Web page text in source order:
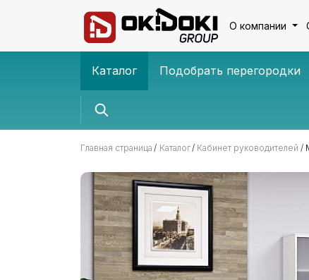
О компании
Каталог Подобрать перегородки
Главная страница Каталог Кабинет руководителей